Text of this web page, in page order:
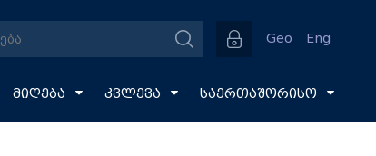
Geo Eng
მიღება კვლევა საერთაშორისო